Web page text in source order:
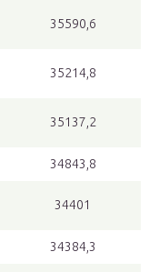
35590,6
35214,8
35137,2
34843,8
34401
34384,3